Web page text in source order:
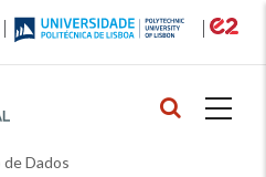
de Dados